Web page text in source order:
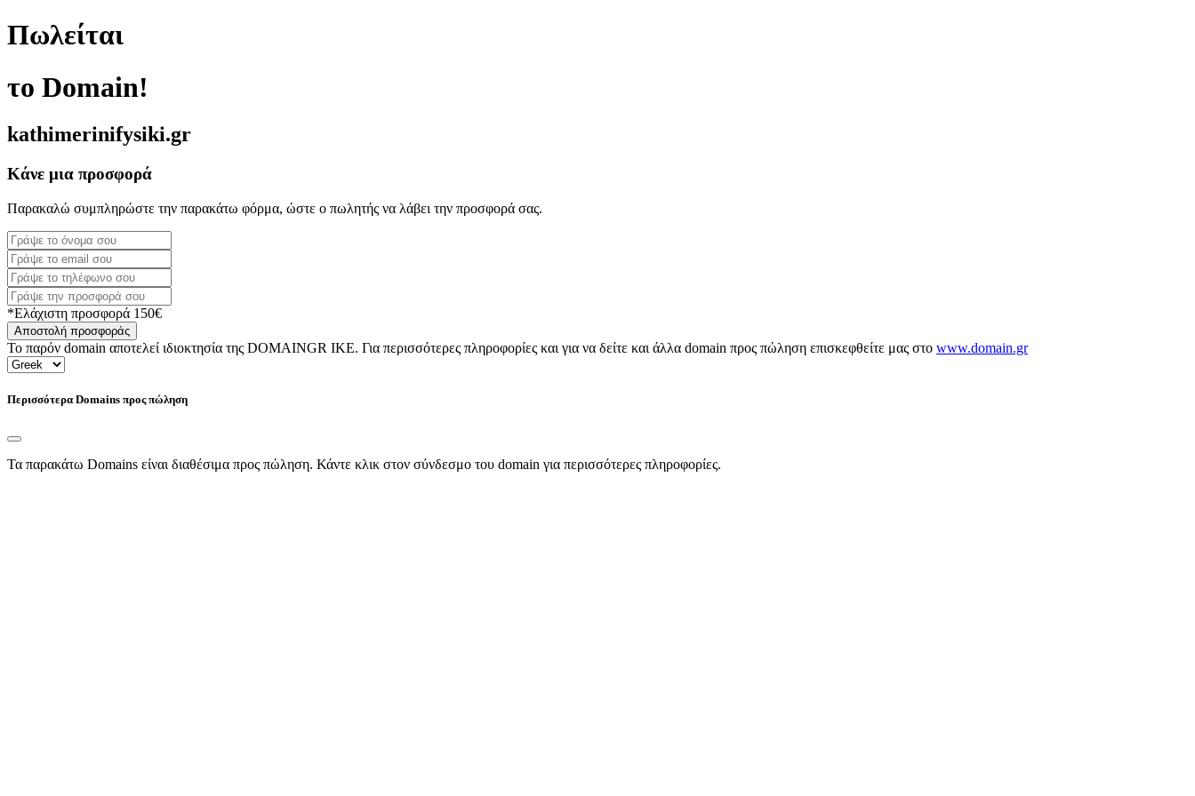
Πωλείται
το Domain!
kathimerinifysiki.gr
Κάνε μια προσφορά
Παρακαλώ συμπληρώστε την παρακάτω φόρμα, ώστε ο πωλητής να λάβει την προσφορά σας.
*Ελάχιστη προσφορά 150€
Αποστολή προσφοράς
Το παρόν domain αποτελεί ιδιοκτησία της DOMAINGR ΙΚΕ. Για περισσότερες πληροφορίες και για να δείτε και άλλα domain προς πώληση επισκεφθείτε μας στο www.domain.gr
Περισσότερα Domains προς πώληση
Τα παρακάτω Domains είναι διαθέσιμα προς πώληση. Κάντε κλικ στον σύνδεσμο του domain για περισσότερες πληροφορίες.